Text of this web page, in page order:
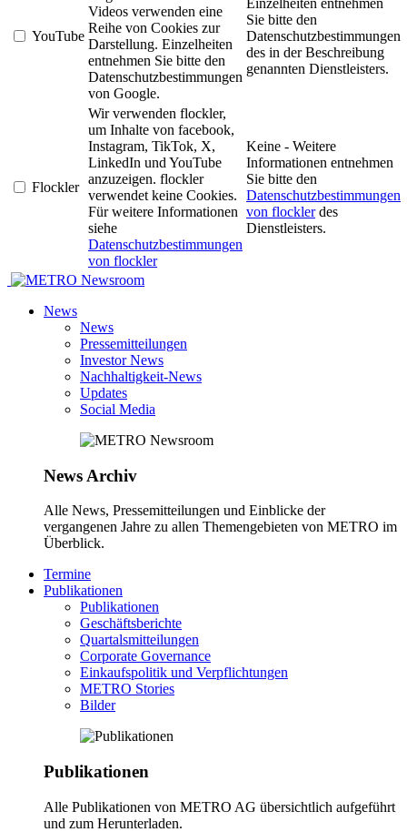
YouTube
Videos verwenden eine
Reihe von Cookies zur
Darstellung. Einzelheiten
entnehmen Sie bitte den
Datenschutzbestimmungen
von Google.
Einzelheiten entnehmen
Sie bitte den
Datenschutzbestimmungen
des in der Beschreibung
genannten Dienstleisters.
Flockler
Wir verwenden flockler,
um Inhalte von facebook,
Instagram, TikTok, X,
LinkedIn und YouTube
anzuzeigen. flockler
verwendet keine Cookies.
Für weitere Informationen
siehe
Datenschutzbestimmungen
von flockler
Keine - Weitere
Informationen entnehmen
Sie bitte den
Datenschutzbestimmungen
von flocklerdes
Dienstleisters.
Newsroom
News
News
Pressemitteilungen
Investor News
Nachhaltigkeit-News
Updates
Social Media
News Archiv
Alle News, Pressemitteilungen und Einblicke der
vergangenen Jahre zu allen Themengebieten von METRO im
Überblick.
Termine
Publikationen
Publikationen
Geschäftsberichte
Quartalsmitteilungen
Corporate Governance
Einkaufspolitik und Verpflichtungen
METRO Stories
Bilder
Publikationen
Alle Publikationen von METRO AG übersichtlich aufgeführt
und zum Herunterladen.